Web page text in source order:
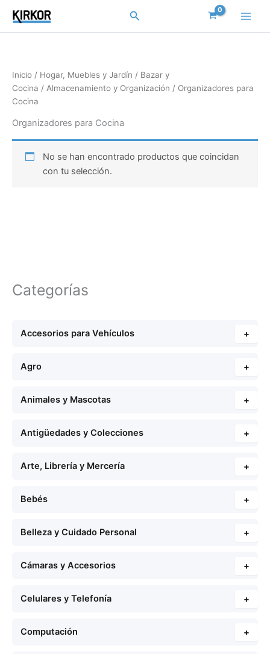
contenido
Buscar
Categorías
Accesorios para Vehículos +
Agro +
Animales y Mascotas +
Antigüedades y Colecciones +
Arte, Librería y Mercería +
Bebés +
Belleza y Cuidado Personal +
Cámaras y Accesorios +
Celulares y Telefonía +
Computación +
Inicio / Hogar, Muebles y Jardín / Bazar y
Cocina / Almacenamiento y Organización / Organizadores para
Cocina
Organizadores para Cocina
No se han encontrado productos que coincidan
con tu selección.